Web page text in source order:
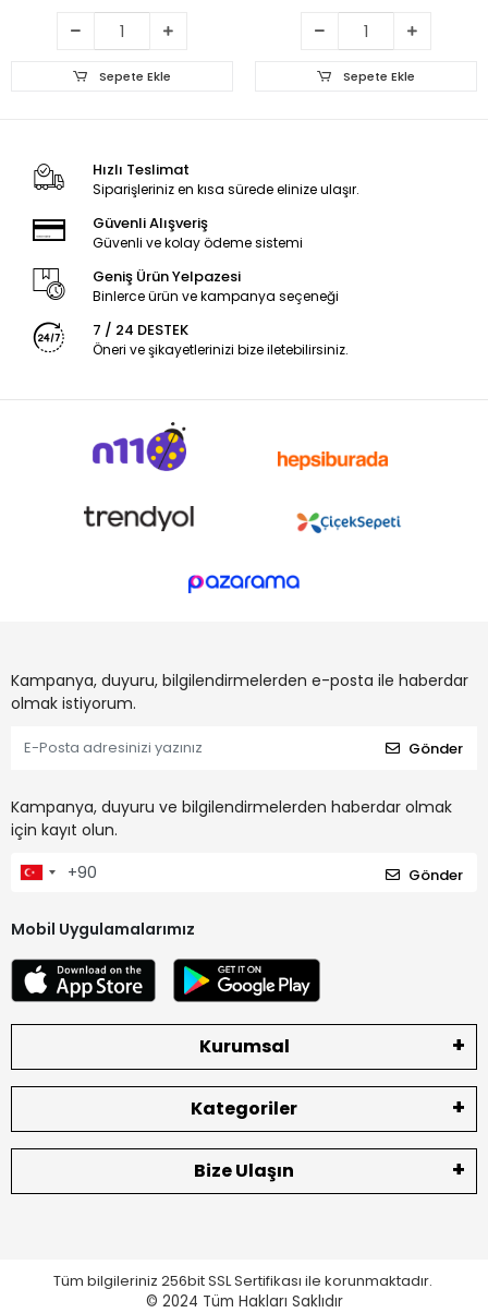
Sepete Ekle Sepete Ekle
Hızlı Teslimat
Siparişleriniz en kısa sürede elinize ulaşır.
Güvenli Alışveriş
Güvenli ve kolay ödeme sistemi
Geniş Ürün Yelpazesi
Binlerce ürün ve kampanya seçeneği
7 / 24 DESTEK
Öneri ve şikayetlerinizi bize iletebilirsiniz.
Kampanya, duyuru, bilgilendirmelerden e-posta ile haberdar
olmak istiyorum.
Gönder
Kampanya, duyuru ve bilgilendirmelerden haberdar olmak
için kayıt olun.
Gönder
Mobil Uygulamalarımız
Kurumsal
Kategoriler
Bize Ulaşın
Tüm bilgileriniz 256bit SSL Sertifikası ile korunmaktadır.
© 2024 Tüm Hakları Saklıdır